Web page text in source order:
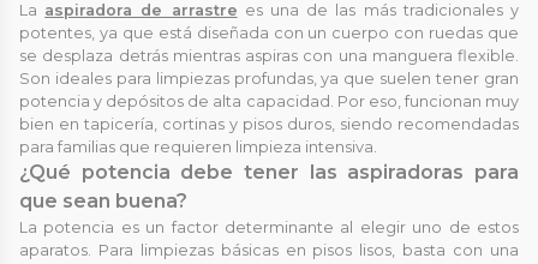
La aspiradora de arrastre es una de las más tradicionales y
potentes, ya que está diseñada con un cuerpo con ruedas que
se desplaza detrás mientras aspiras con una manguera flexible.
Son ideales para limpiezas profundas, ya que suelen tener gran
potencia y depósitos de alta capacidad. Por eso, funcionan muy
bien en tapicería, cortinas y pisos duros, siendo recomendadas
para familias que requieren limpieza intensiva.
¿Qué potencia debe tener las aspiradoras para
que sean buena?
La potencia es un factor determinante al elegir uno de estos
aparatos. Para limpiezas básicas en pisos lisos, basta con una